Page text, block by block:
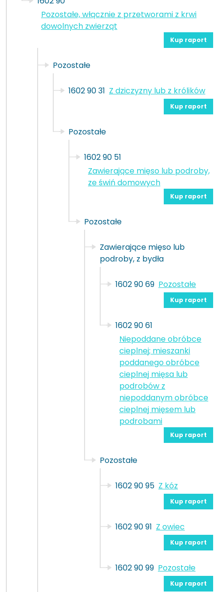
Pozostałe, włącznie z przetworami z krwi
dowolnych zwierząt
Kup raport
Pozostałe
1602 90 31 Z dziczyzny lub z królików
Kup raport
Pozostałe
1602 90 51
Zawierające mięso lub podroby,
ze świń domowych
Kup raport
Pozostałe
Zawierające mięso lub
podroby, z bydła
1602 90 69 Pozostałe
Kup raport
1602 90 61
Niepoddane obróbce
cieplnej; mieszanki
poddanego obróbce
cieplnej mięsa lub
podrobów z
niepoddanym obróbce
cieplnej mięsem lub
podrobami
Kup raport
Pozostałe
1602 90 95 Z kóz
Kup raport
1602 90 91 Z owiec
Kup raport
1602 90 99 Pozostałe
Kup raport